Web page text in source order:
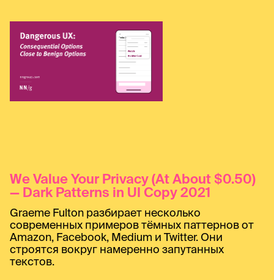
We Value Your Privacy (At About $0.50)
— Dark Patterns in UI Copy 2021
Graeme Fulton разбирает несколько
современных примеров тёмных паттернов от
Amazon, Facebook, Medium и Twitter. Они
строятся вокруг намеренно запутанных
текстов.